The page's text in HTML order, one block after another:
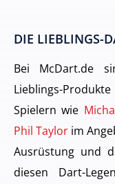
DIE LIEBLINGS-
Bei McDart.de
Lieblings-
Spielern wie
Phil Taylor im
Ausrüstung und
diesen Dart-